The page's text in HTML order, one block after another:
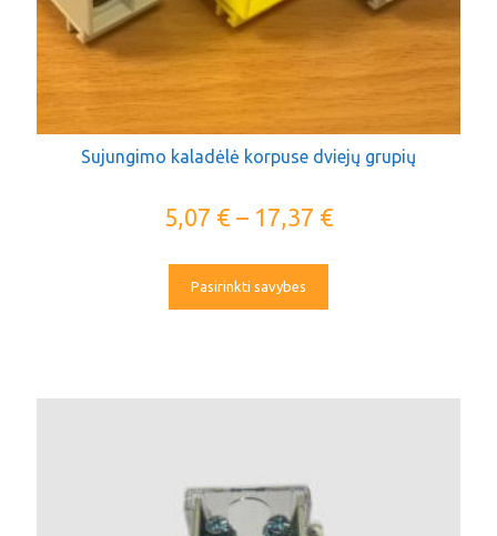
Sujungimo kaladėlė korpuse dviejų grupių
5,07 €– 17,37 €
Pasirinkti savybes